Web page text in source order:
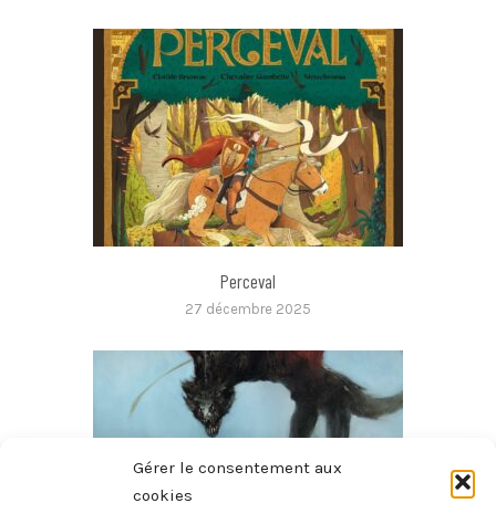
Gérer le consentement aux
cookies
Perceval
27 décembre 2025